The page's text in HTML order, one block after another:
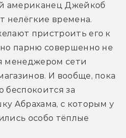
американец Джейкоб
нелёгкие времена.
пристроить его к
парню совершенно не
менеджером сети
И вообще, пока
беспокоится за
Абрахама, с которым у
особо тёплые